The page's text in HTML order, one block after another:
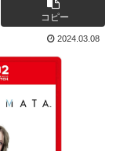
コピー
2024.03.08